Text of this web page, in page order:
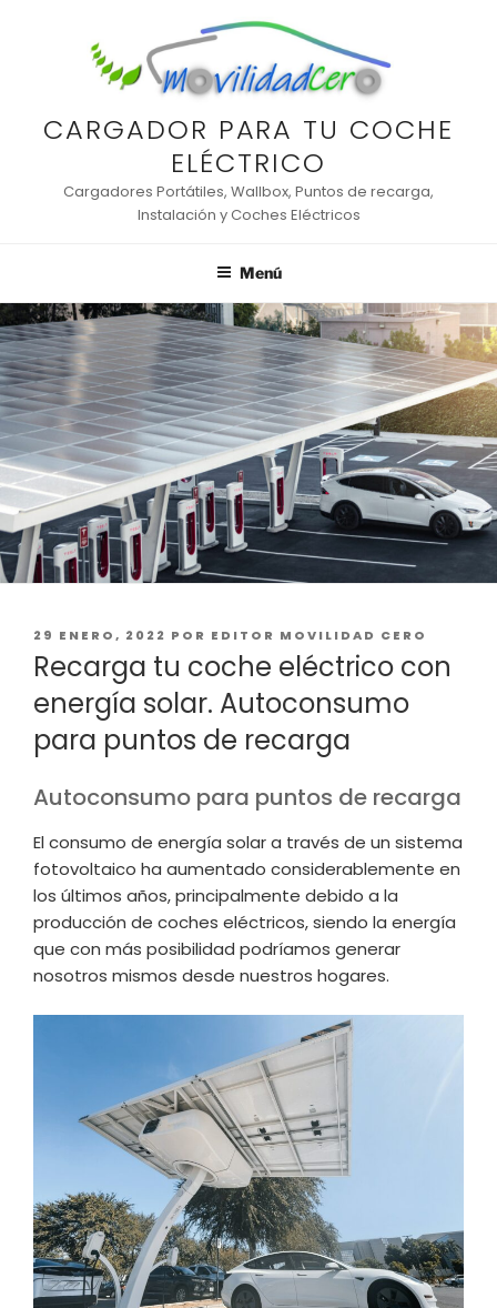
CARGADOR PARA TU COCHE
ELÉCTRICO
Cargadores Portátiles, Wallbox, Puntos de recarga,
Instalación y Coches Eléctricos
Menú
PUBLICADO
EL
29 ENERO, 2022 POR EDITOR MOVILIDAD CERO
Recarga tu coche eléctrico con
energía solar. Autoconsumo
para puntos de recarga
Autoconsumo para puntos de recarga
El consumo de energía solar a través de un sistema
fotovoltaico ha aumentado considerablemente en
los últimos años, principalmente debido a la
producción de coches eléctricos, siendo la energía
que con más posibilidad podríamos generar
nosotros mismos desde nuestros hogares.